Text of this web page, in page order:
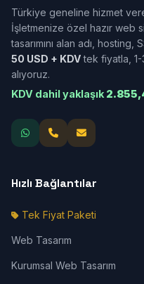
Türkiye geneline hizmet
İşletmenize özel hazır web
tasarımını alan adı, hosting,
50 USD + KDVtek fiyatla, 1-
alıyoruz.
KDV dahil yaklaşık
Hızlı Bağlantılar
Tek Fiyat Paketi
Web Tasarım
Kurumsal Web Tasarım